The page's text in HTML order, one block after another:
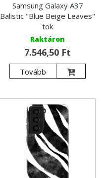
Samsung Galaxy A37
Balistic "Blue Beige Leaves"
tok
Raktáron
7.546,50 Ft
Tovább